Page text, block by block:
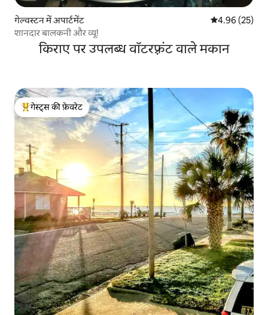
गेल्वस्टन में अपार्टमेंट औसत रेटिंग 5 में
4.96 (25)
शानदार बालकनी और व्यू!
किराए पर उपलब्ध वॉटरफ़्रंट वाले मकान
गेस्ट्स का टॉप फ़ेवरेट
गेस्ट्स की फ़ेवरेट